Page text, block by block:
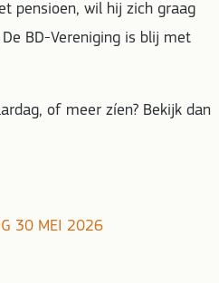
pensioen, wil hij zich graag
BD-Vereniging is blij met
of meer zíen? Bekijk dan
30 MEI 2026